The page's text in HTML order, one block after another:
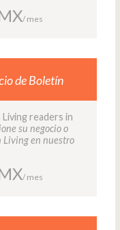
/ mes
de Boletín
readers in
su negocio o
Living en nuestro
/ mes